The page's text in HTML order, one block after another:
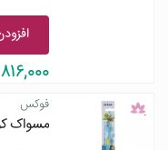
816,000 تومان
فوکس
مسواک